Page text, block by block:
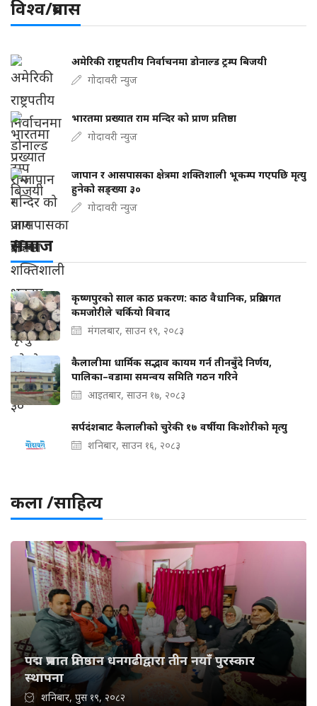
विश्व/प्रबास
अमेरिकी राष्ट्रपतीय निर्वाचनमा डोनाल्ड ट्रम्प बिजयी
गोदावरी न्युज
भारतमा प्रख्यात राम मन्दिर को प्राण प्रतिष्ठा
गोदावरी न्युज
जापान र आसपासका क्षेत्रमा शक्तिशाली भूकम्प गएपछि मृत्यु
हुनेको सङ्ख्या ३०
गोदावरी न्युज
समाज
कृष्णपुरको साल काठ प्रकरण: काठ वैधानिक, प्रक्रियागत
कमजोरीले चर्कियो विवाद
मंगलबार, साउन १९, २०८३
कैलालीमा धार्मिक सद्भाव कायम गर्न तीनबुँदे निर्णय,
पालिका–वडामा समन्वय समिति गठन गरिने
आइतबार, साउन १७, २०८३
सर्पदंशबाट कैलालीको चुरेकी १७ वर्षीया किशोरीको मृत्यु
शनिबार, साउन १६, २०८३
कला /साहित्य
पद्म प्रभात प्रतिष्ठान धनगढीद्वारा तीन नयाँ पुरस्कार
स्थापना
शनिबार, पुस १९, २०८२